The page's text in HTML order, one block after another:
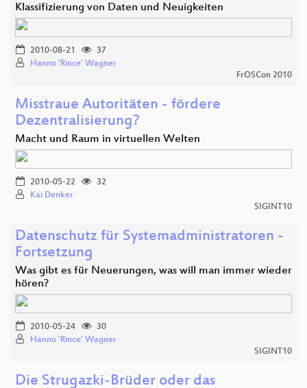
Klassifizierung von Daten und Neuigkeiten
2010-08-21
37
Hanno 'Rince' Wagner
FrOSCon 2010
Misstraue Autoritäten - fördere
Dezentralisierung?
Macht und Raum in virtuellen Welten
2010-05-22
32
Kai Denker
SIGINT10
Datenschutz für Systemadministratoren -
Fortsetzung
Was gibt es für Neuerungen, was will man immer wieder
hören?
2010-05-24
30
Hanno 'Rince' Wagner
SIGINT10
Die Strugazki-Brüder oder das